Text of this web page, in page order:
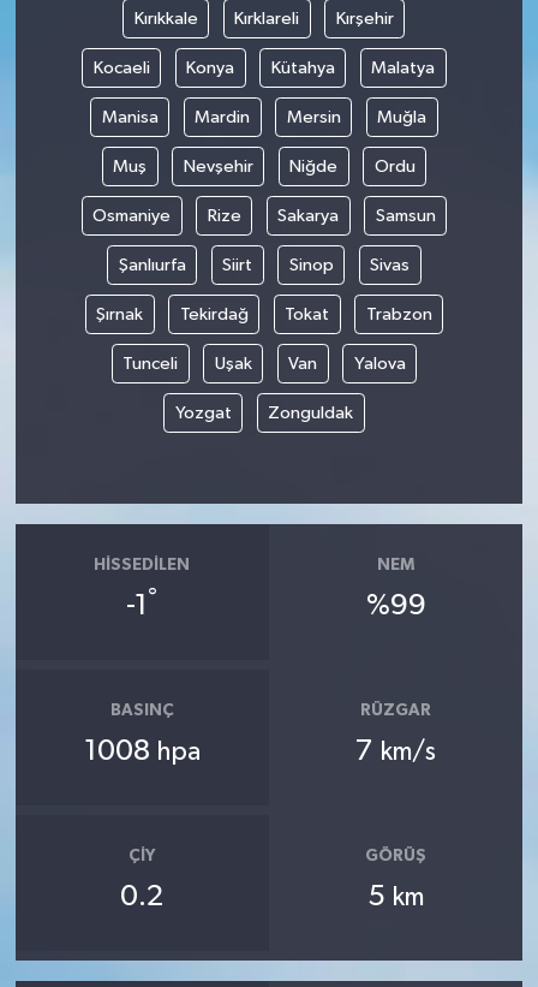
Kırıkkale Kırklareli Kırşehir
Kocaeli Konya Kütahya Malatya
Manisa Mardin Mersin Muğla
Muş Nevşehir Niğde Ordu
Osmaniye Rize Sakarya Samsun
Şanlıurfa Siirt Sinop Sivas
Şırnak Tekirdağ Tokat Trabzon
Tunceli Uşak Van Yalova
Yozgat Zonguldak
HISSEDILEN
-1 °
NEM
%99
BASINÇ
1008 hpa
RÜZGAR
7 km/s
ÇIY
0.2
GÖRÜŞ
5 km